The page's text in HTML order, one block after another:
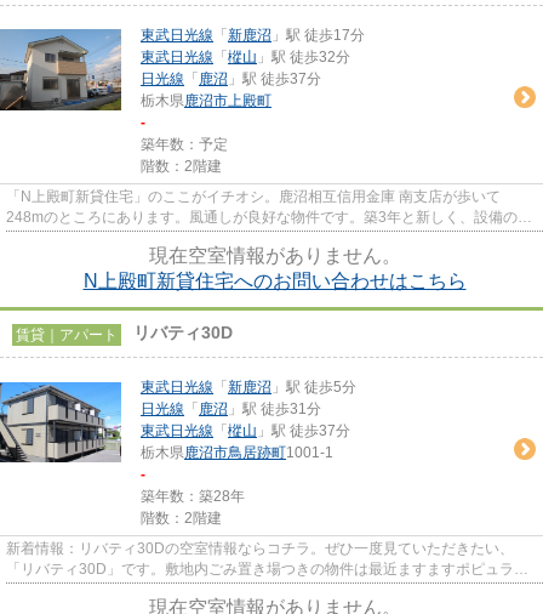
東武日光線 「 新鹿沼 」駅 徒歩17分
東武日光線 「 樅山 」駅 徒歩32分
日光線 「 鹿沼 」駅 徒歩37分
栃木県鹿沼市上殿町
-
築年数：予定
階数：2階建
「N上殿町新貸住宅」のここがイチオシ。鹿沼相互信用金庫 南支店が歩いて
248mのところにあります。風通しが良好な物件です。築3年と新しく、設備の面
現在空室情報がありません。
N上殿町新貸住宅へのお問い合わせはこちら
賃貸｜アパート リバティ30D
東武日光線 「 新鹿沼 」駅 徒歩5分
日光線 「 鹿沼 」駅 徒歩31分
東武日光線 「 樅山 」駅 徒歩37分
栃木県鹿沼市鳥居跡町1001-1
-
築年数：築28年
階数：2階建
新着情報：リバティ30Dの空室情報ならコチラ。ぜひ一度見ていただきたい、
「リバティ30D」です。敷地内ごみ置き場つきの物件は最近ますますポピュラー
現在空室情報がありません。